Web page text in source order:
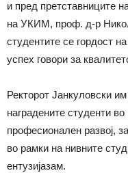
и пред претставниците
на УКИМ, проф. д-р
студентите се гордост
успех говори за
Ректорот Јанкуловски
наградените студенти
професионален развој,
во рамки на нивните
ентузијазам.